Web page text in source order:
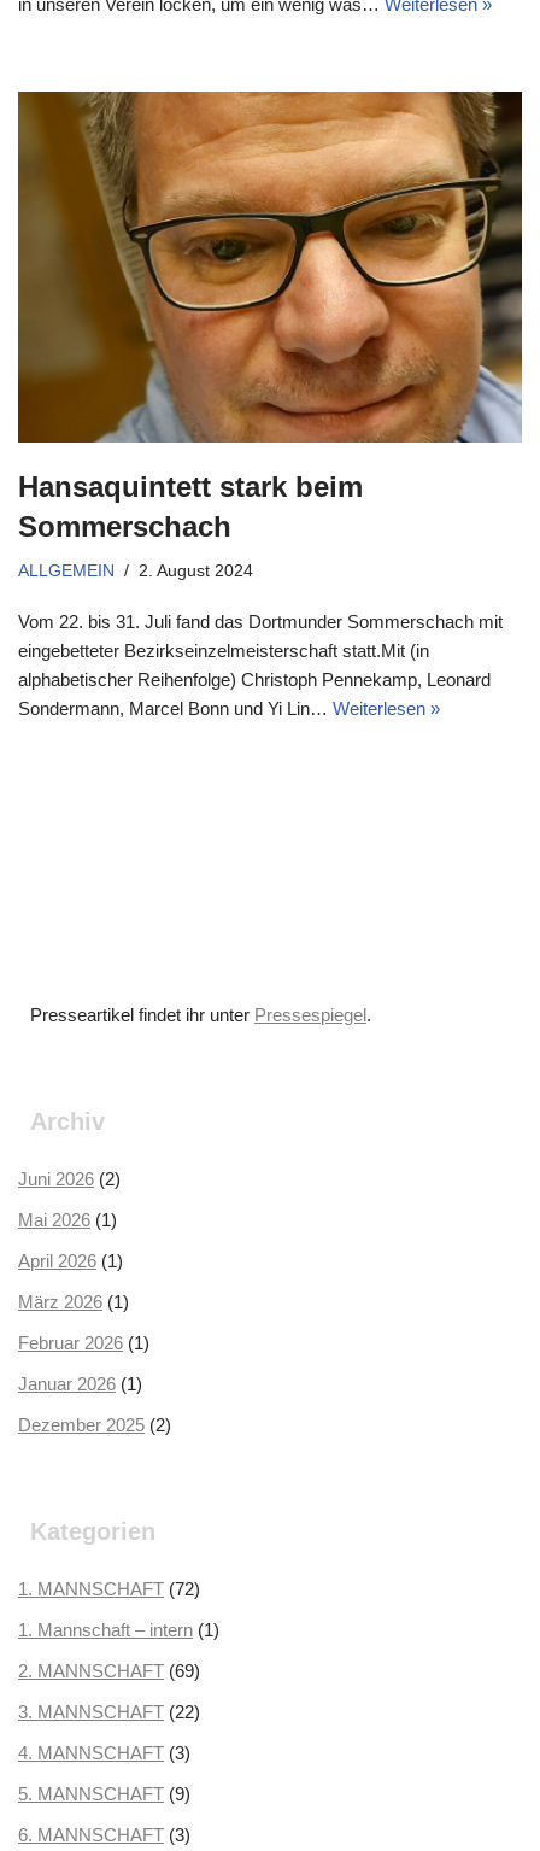
in unseren Verein locken, um ein wenig was… Weiterlesen »
Hansaquintett stark beim
Sommerschach
ALLGEMEIN 2. August 2024
Vom 22. bis 31. Juli fand das Dortmunder Sommerschach mit
eingebetteter Bezirkseinzelmeisterschaft statt.Mit (in
alphabetischer Reihenfolge) Christoph Pennekamp, Leonard
Sondermann, Marcel Bonn und Yi Lin… Weiterlesen »
Presseartikel findet ihr unter Pressespiegel.
Archiv
Juni 2026 (2)
Mai 2026 (1)
April 2026 (1)
März 2026 (1)
Februar 2026 (1)
Januar 2026 (1)
Dezember 2025 (2)
August 2025
Juli 2025(3)
Juni 2025(1)
Mai 2025(1)
April 2025(3)
März 2025(3)
Februar 2025(2)
Januar 2025(2)
Kategorien
1. MANNSCHAFT (72)
1. Mannschaft – intern (1)
2. MANNSCHAFT (69)
3. MANNSCHAFT (22)
4. MANNSCHAFT (3)
5. MANNSCHAFT (9)
6. MANNSCHAFT (3)